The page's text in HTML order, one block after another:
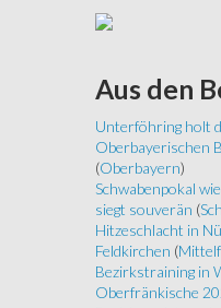
Aus den
Unterföhring holt
Oberbayerischen
(Oberbayern)
Schwabenpokal
siegt souverän (
Hitzeschlacht in
Feldkirchen (
Bezirkstraining in
Oberfränkische